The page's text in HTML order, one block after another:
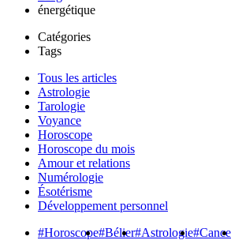
énergétique
Catégories
Tags
Tous les articles
Astrologie
Tarologie
Voyance
Horoscope
Horoscope du mois
Amour et relations
Numérologie
Ésotérisme
Développement personnel
#Horoscope#Bélier#Astrologie